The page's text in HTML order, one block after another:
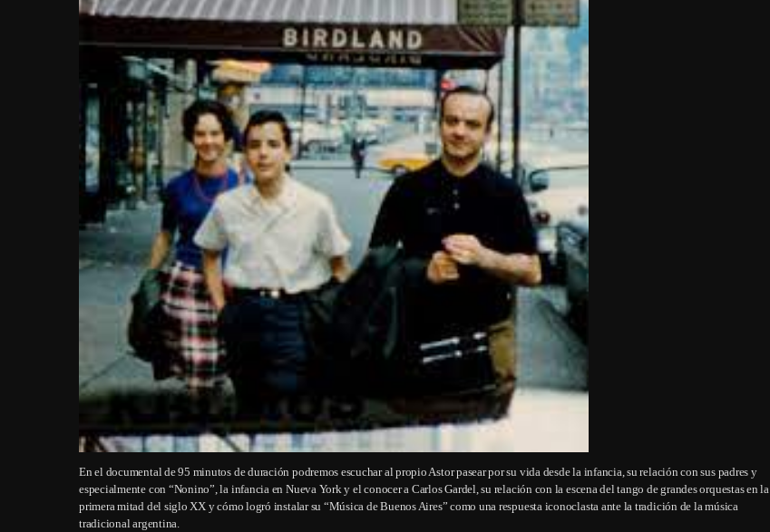
En el documental de 95 minutos de duración podremos escuchar al propio Astor pasear por su vida desde la infancia, su relación con sus padres y
especialmente con “Nonino”, la infancia en Nueva York y el conocer a Carlos Gardel, su relación con la escena del tango de grandes orquestas en la
primera mitad del siglo XX y cómo logró instalar su “Música de Buenos Aires” como una respuesta iconoclasta ante la tradición de la música
tradicional argentina.